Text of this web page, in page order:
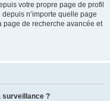
votre propre page de profil
n’importe quelle page
page de recherche avancée et
surveillance ?